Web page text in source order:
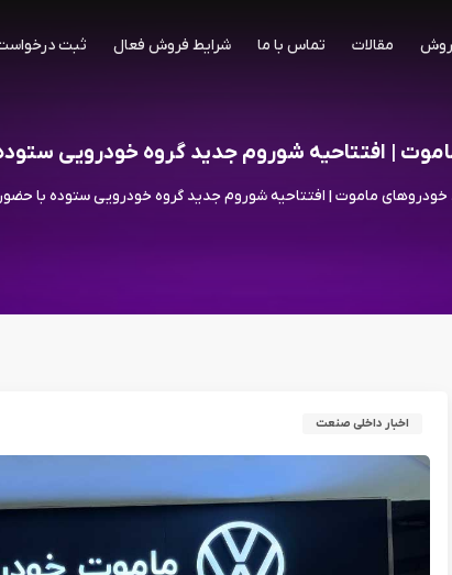
مقالات تماس با ما شرایط فروش فعال ثبت
| افتتاحیه شوروم جدید گروه خودرویی
خودروهای ماموت | افتتاحیه شوروم جدید گروه خودرویی ستوده با
اخبار داخلی صنعت